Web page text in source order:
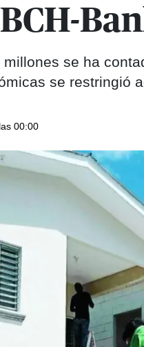
se ha
se restringió
00:00